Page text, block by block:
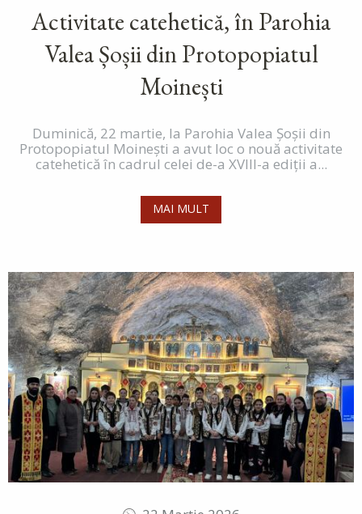
Activitate catehetică, în Parohia
Valea Șoșii din Protopopiatul
Moinești
Duminică, 22 martie, la Parohia Valea Șoșii din
Protopopiatul Moinești a avut loc o nouă activitate
catehetică în cadrul celei de-a XVIII-a ediții a...
MAI MULT